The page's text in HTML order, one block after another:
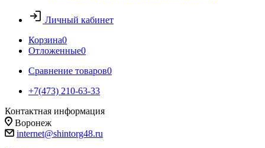
Личный кабинет
Корзина0
Отложенные0
Сравнение товаров0
+7(473) 210-63-33
Контактная информация
Воронеж
internet@shintorg48.ru